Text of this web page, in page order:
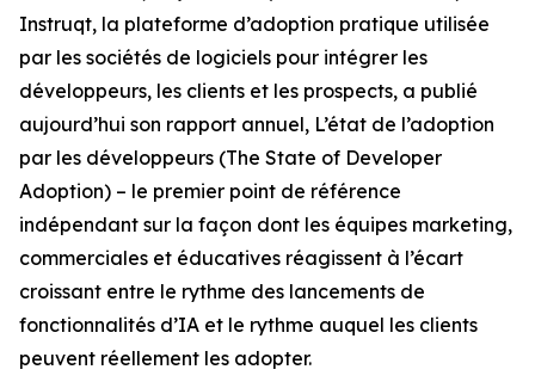
Instruqt, la plateforme d’adoption pratique utilisée
par les sociétés de logiciels pour intégrer les
développeurs, les clients et les prospects, a publié
aujourd’hui son rapport annuel, L’état de l’adoption
par les développeurs (The State of Developer
Adoption) – le premier point de référence
indépendant sur la façon dont les équipes marketing,
commerciales et éducatives réagissent à l’écart
croissant entre le rythme des lancements de
fonctionnalités d’IA et le rythme auquel les clients
peuvent réellement les adopter.